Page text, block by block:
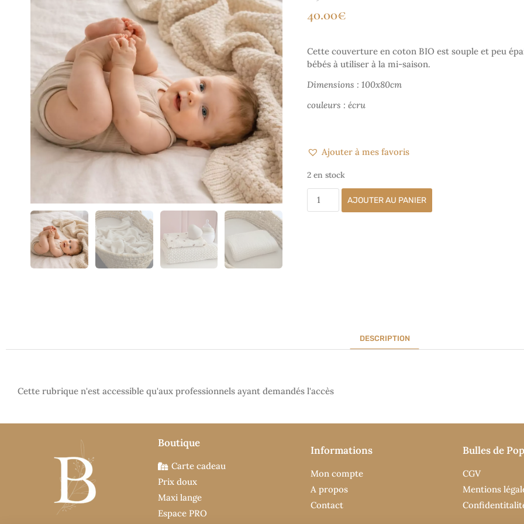
40.00€
Cette couverture en coton BIO est souple et peu
bébés à utiliser à la mi-saison.
Dimensions : 100x80cm
couleurs : écru
Ajouter à mes favoris
2 en stock
AJOUTER AU PANIER
DESCRIPTION
Cette rubrique n'est accessible qu'aux professionnels ayant demandés l'accès
Boutique
Carte cadeau
Prix doux
Maxi lange
Espace PRO
Informations
Mon compte
A propos
Contact
Bulles de
CGV
Mentions